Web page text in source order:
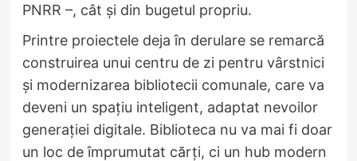
PNRR –, cât și din bugetul propriu.
Printre proiectele deja în derulare se remarcă
construirea unui centru de zi pentru vârstnici
și modernizarea bibliotecii comunale, care va
deveni un spațiu inteligent, adaptat nevoilor
generației digitale. Biblioteca nu va mai fi doar
un loc de împrumutat cărți, ci un hub modern